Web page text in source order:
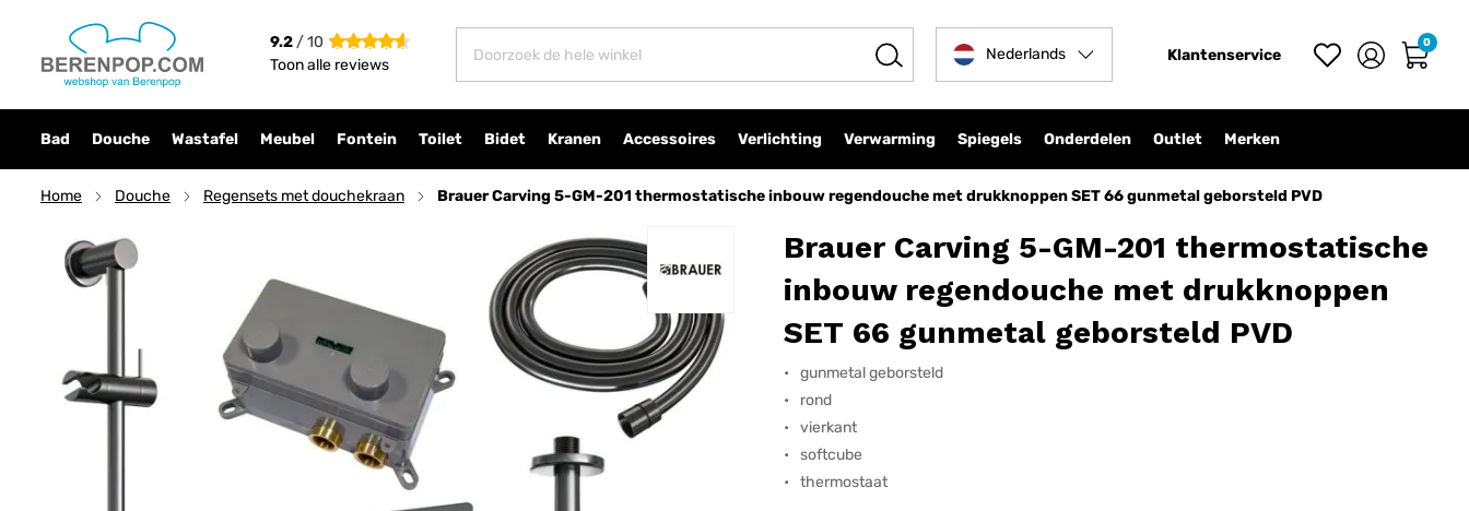
Nederlands Klantenservice
9.2 / 10
Toon alle reviews
0
Bad Douche Wastafel Meubel Fontein Toilet Bidet Kranen Accessoires Verlichting Verwarming Spiegels Onderdelen Outlet Merken
Home Douche Regensets met douchekraan Brauer Carving 5-GM-201 thermostatische inbouw regendouche met drukknoppen SET 66 gunmetal geborsteld PVD
Brauer Carving 5-GM-201 thermostatische
inbouw regendouche met drukknoppen
SET 66 gunmetal geborsteld PVD
Brauer Carving 5-GM-201 thermostatische inbouw regendouche met drukknoppen SET 66 gunmetal geborsteld PVD
€ 1.717,10incl. btw
+ In winkelwagen
gunmetal geborsteld
rond
vierkant
softcube
thermostaat